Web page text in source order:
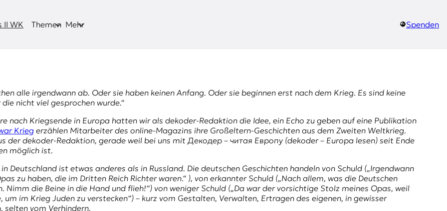
II WK Themen Mehr Spenden
alle irgendwann ab. Oder sie haben keinen Anfang. Oder sie beginnen erst nach dem Krieg. Es sind keine
nicht viel gesprochen wurde.“
nach Kriegsende in Europa hatten wir als dekoder-Redaktion die Idee, ein Echo zu geben auf eine Publikation
Krieg erzählen Mitarbeiter des online-Magazins ihre Großeltern-Geschichten aus dem Zweiten Weltkrieg.
der dekoder-Redaktion, gerade weil bei uns mit Декодер – читая Европу (dekoder – Europa lesen) seit Ende
möglich ist.
Deutschland ist etwas anderes als in Russland. Die deutschen Geschichten handeln von Schuld („Irgendwann
zu haben, die im Dritten Reich Richter waren.“ ), von erkannter Schuld („Nach allem, was die Deutschen
die Beine in die Hand und flieh!“) von weniger Schuld („Da war der vorsichtige Stolz meines Opas, weil
im Krieg Juden zu verstecken“) – kurz vom Gestalten, Verwalten, Ertragen des eigenen, in gewisser
selten vom Verhindern.